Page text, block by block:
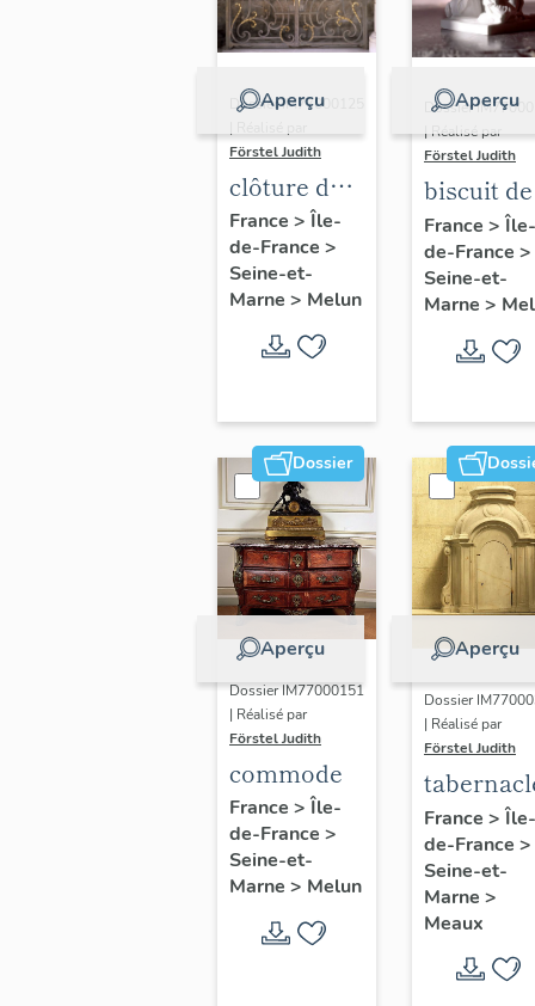
Aperçu
Dossier IM77000125
Förstel Judith
clôture de
chapelle
France > Île-
de-France >
Seine-et-
Marne > Melun
Aperçu
Dossier
| Réalisé par
Förstel Judith
biscuit de
Sèvres :
France > Île-
de-France >
Seine-et-
Marne >
Dossier
Aperçu
Dossier IM77000151
| Réalisé par
Förstel Judith
commode
France > Île-
de-France >
Seine-et-
Marne > Melun
Aperçu
Dossier
| Réalisé par
Förstel Judith
France > Île-
de-France >
Seine-et-
Marne >
Meaux